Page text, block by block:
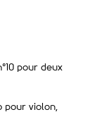
pour deux
pour violon,